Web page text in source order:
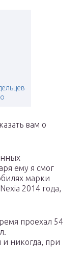
вам о
ему я смог
марки
2014 года,
проехал 54
никогда, при